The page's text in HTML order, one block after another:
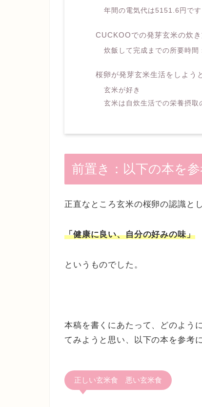
年間の電気代は5151.6円です
CUCKOOでの発芽玄米の炊
炊飯して完成までの所要時間
桜卵が発芽玄米生活をしよう
玄米が好き
玄米は自炊生活での栄養摂取
前置き：以下の本を
正直なところ玄米の桜卵の認識と
「健康に良い、自分の好みの味」
というものでした。
本稿を書くにあたって、どのよう
てみようと思い、以下の本を参考
正しい玄米食 悪い玄米食